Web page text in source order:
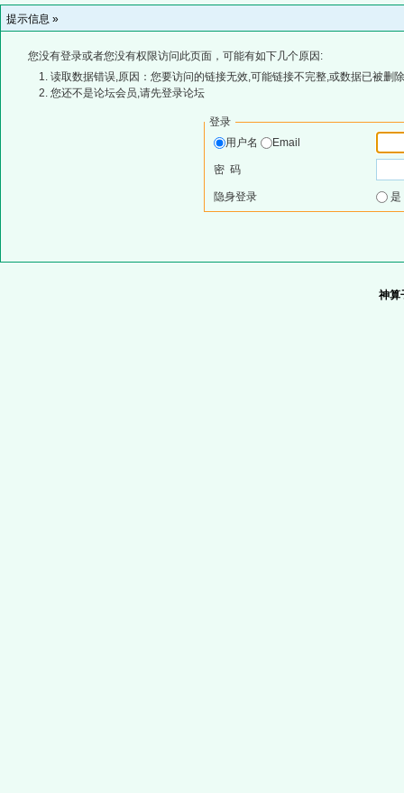
提示信息 »
您没有登录或者您没有权限访问此页面，可能有如下几个原因:
读取数据错误,原因：您要访问的链接无效,可能链接不完整,或数据已被删
您还不是论坛会员,请先登录论坛
登录
用户名
Email
密 码
隐身登录
神算